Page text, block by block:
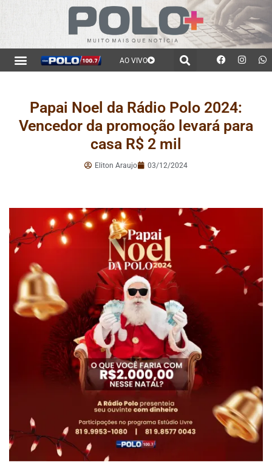
AO VIVO
Papai Noel da Rádio Polo 2024:
Vencedor da promoção levará para
casa R$ 2 mil
Eliton Araujo 03/12/2024